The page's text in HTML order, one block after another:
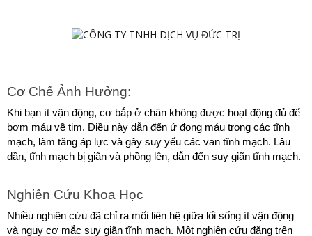
Cơ Chế Ảnh Hưởng:
Khi bạn ít vận động, cơ bắp ở chân không được hoạt động đủ để
bơm máu về tim. Điều này dẫn đến ứ đọng máu trong các tĩnh
mạch, làm tăng áp lực và gây suy yếu các van tĩnh mạch. Lâu
dần, tĩnh mạch bị giãn và phồng lên, dẫn đến suy giãn tĩnh mạch.
Nghiên Cứu Khoa Học
Nhiều nghiên cứu đã chỉ ra mối liên hệ giữa lối sống ít vận động
và nguy cơ mắc suy giãn tĩnh mạch. Một nghiên cứu đăng trên